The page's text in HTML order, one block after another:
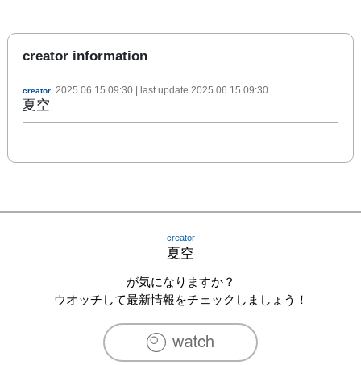
creator information
creator 2025.06.15 09:30 | last update 2025.06.15 09:30
夏空
creator
夏空
が気になりますか？
ウオッチして最新情報をチェックしましょう！